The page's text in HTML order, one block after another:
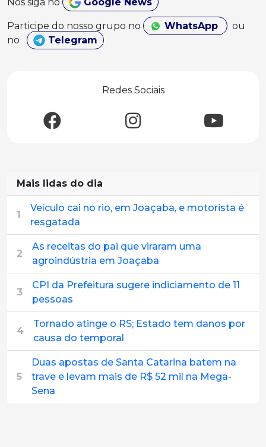
Participe do nosso grupo no WhatsApp
ou
no
Telegram
Redes Sociais
Mais lidas do dia
1
Veículo cai no rio, em Joaçaba, e motorista é
resgatada
2
As receitas do pai que viraram uma
agroindústria em Joaçaba
3
CPI da Prefeitura sugere indiciamento de 11
pessoas
4
Tornado atinge o RS; Estado tem danos por
causa do temporal
5
Duas apostas de Santa Catarina batem na
trave e levam mais de R$ 52 mil na Mega-
Sena